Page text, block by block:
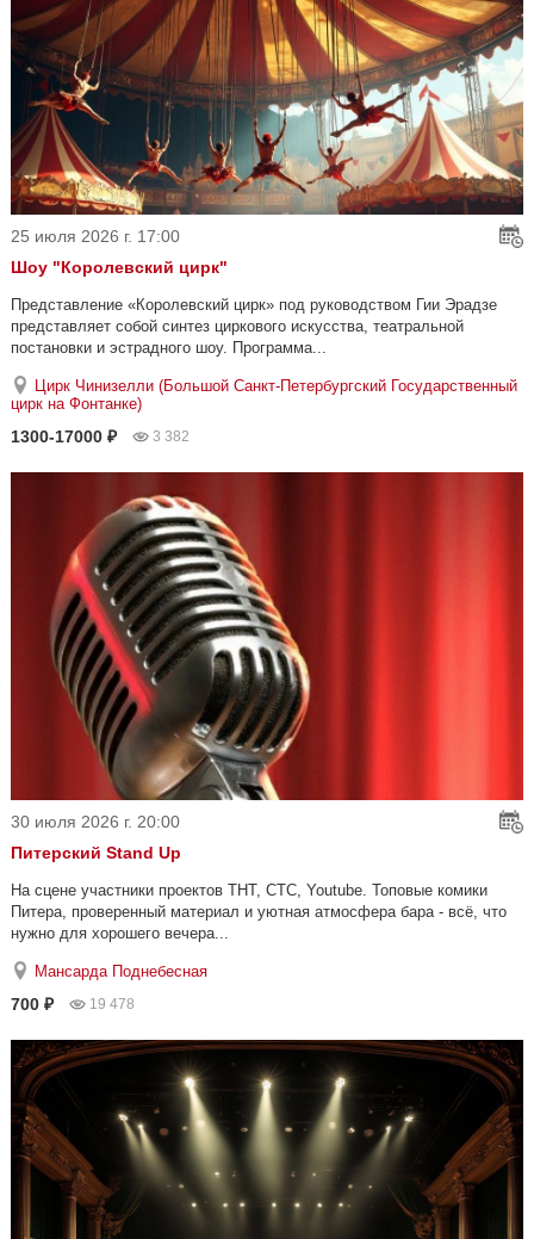
25 июля 2026 г. 17:00
Шоу "Королевский цирк"
Представление «Королевский цирк» под руководством Гии Эрадзе
представляет собой синтез циркового искусства, театральной
постановки и эстрадного шоу. Программа...
Цирк Чинизелли (Большой Санкт-Петербургский Государственный
цирк на Фонтанке)
1300-17000 ₽ 3 382
30 июля 2026 г. 20:00
Питерский Stand Up
На сцене участники проектов ТНТ, СТС, Youtube. Топовые комики
Питера, проверенный материал и уютная атмосфера бара - всё, что
нужно для хорошего вечера...
Мансарда Поднебесная
700 ₽ 19 478